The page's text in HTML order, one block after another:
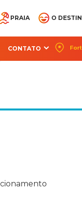
PRAIA O
CONTATOPolítica de